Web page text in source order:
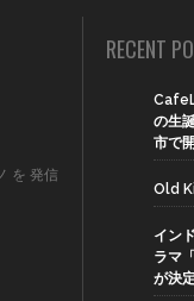
を 発信
RECENT
の生
市で
Old
イン
ラマ
が決